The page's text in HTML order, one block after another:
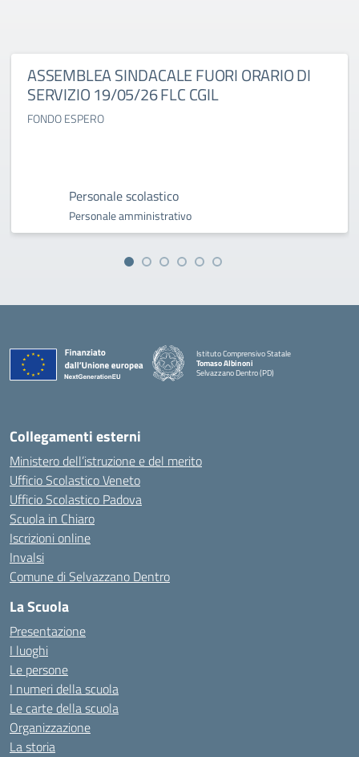
ASSEMBLEA SINDACALE FUORI ORARIO DI
SERVIZIO 19/05/26 FLC CGIL
FONDO ESPERO
Personale scolastico
Personale amministrativo
Istituto Comprensivo Statale
Tomaso Albinoni
Selvazzano Dentro (PD)
Collegamenti esterni
Ministero dell’istruzione e del merito
Ufficio Scolastico Veneto
Ufficio Scolastico Padova
Scuola in Chiaro
Iscrizioni online
Invalsi
Comune di Selvazzano Dentro
La Scuola
Presentazione
I luoghi
Le persone
I numeri della scuola
Le carte della scuola
Organizzazione
La storia